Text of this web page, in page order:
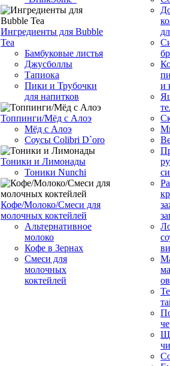
Ингредиенты для Bubble
Tea
Бамбуковые листья
Джусболлы
Тапиока
Пики и Трубочки
для напитков
Топпинги/Мёд с Алоэ
Мёд с Алоэ
Соусы Colibri D`oro
Тоники и Лимонады
Тоники Nunchi
Кофе/Молоко/Смеси для
молочных коктейлей
Альтернативное
молоко
Кофе в Зернах
Смеси для
молочных
коктейлей
и